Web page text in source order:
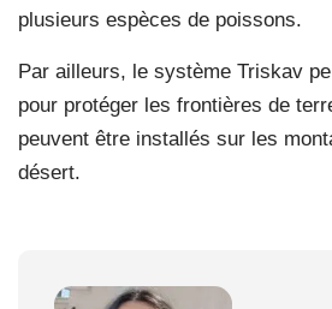
plusieurs espèces de poissons.
Par ailleurs, le système Triskav
pour protéger les frontières de
peuvent être installés sur les
désert.